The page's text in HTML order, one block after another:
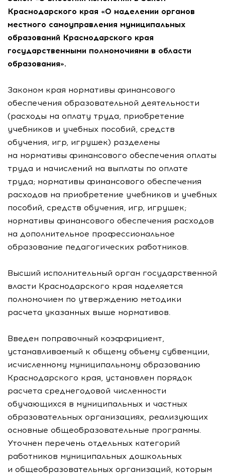
Краснодарского края «О наделении органов
местного самоуправления муниципальных
образований Краснодарского края
государственными полномочиями в области
образования».
Законом края нормативы финансового
обеспечения образовательной деятельности
(расходы на оплату труда, приобретение
учебников и учебных пособий, средств
обучения, игр, игрушек) разделены
на нормативы финансового обеспечения оплаты
труда и начислений на выплаты по оплате
труда; нормативы финансового обеспечения
расходов на приобретение учебников и учебных
пособий, средств обучения, игр, игрушек;
нормативы финансового обеспечения расходов
на дополнительное профессиональное
образование педагогических работников.
Высший исполнительный орган государственной
власти Краснодарского края наделяется
полномочием по утверждению методики
расчета указанных выше нормативов.
Введен поправочный коэффициент,
устанавливаемый к общему объему субвенции,
исчисленному муниципальному образованию
Краснодарского края, установлен порядок
расчета среднегодовой численности
обучающихся в муниципальных и частных
образовательных организациях, реализующих
основные общеобразовательные программы.
Уточнен перечень отдельных категорий
работников муниципальных дошкольных
и общеобразовательных организаций, которым